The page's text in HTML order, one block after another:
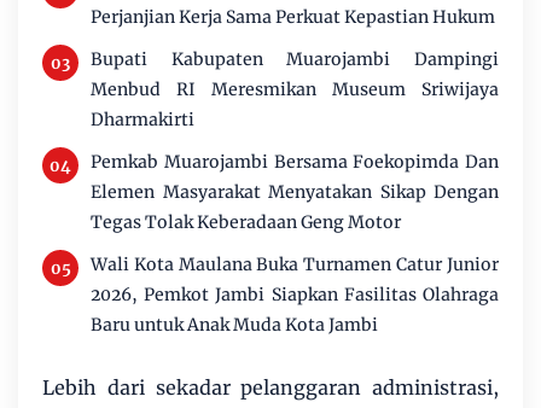
Perjanjian Kerja Sama Perkuat Kepastian Hukum
Bupati Kabupaten Muarojambi Dampingi
Menbud RI Meresmikan Museum Sriwijaya
Dharmakirti
Pemkab Muarojambi Bersama Foekopimda Dan
Elemen Masyarakat Menyatakan Sikap Dengan
Tegas Tolak Keberadaan Geng Motor
Wali Kota Maulana Buka Turnamen Catur Junior
2026, Pemkot Jambi Siapkan Fasilitas Olahraga
Baru untuk Anak Muda Kota Jambi
Lebih dari sekadar pelanggaran administrasi,